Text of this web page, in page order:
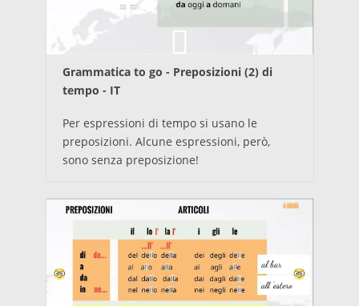
Grammatica to go - Preposizioni (2) di
tempo - IT
Per espressioni di tempo si usano le
preposizioni. Alcune espressioni, però,
sono senza preposizione!